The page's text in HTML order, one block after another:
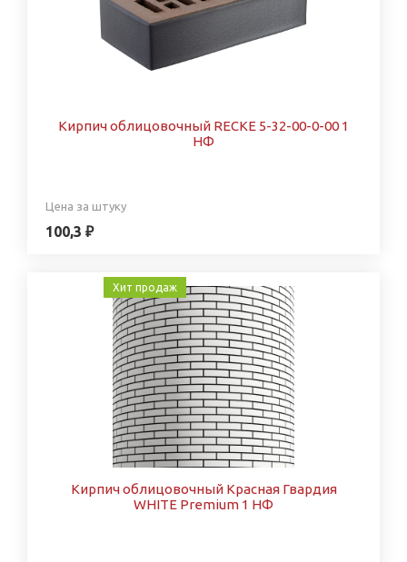
Кирпич облицовочный RECKE 5-32-00-0-00 1
НФ
Цена за штуку
100,3 ₽
Хит продаж
Кирпич облицовочный Красная Гвардия
WHITE Premium 1 НФ